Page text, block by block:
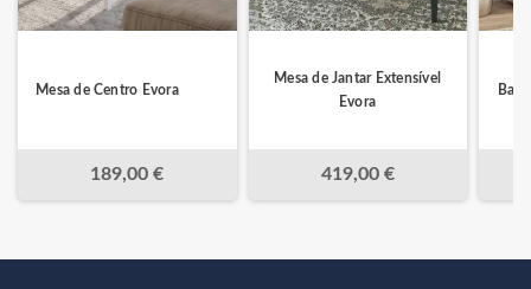
Mesa de Centro Evora
189,00 €
Mesa de Jantar Extensível
Evora
419,00 €